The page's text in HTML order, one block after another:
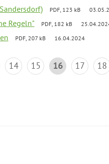
PDF, 123 kB
Regeln" PDF, 182 kB
PDF, 207 kB 16.04.2024
14 15 16 17 18